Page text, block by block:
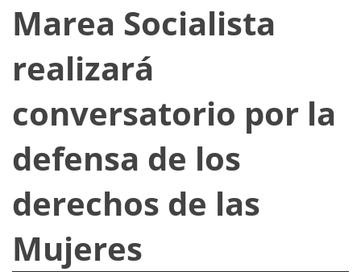
Marea Socialista
realizará
conversatorio por la
defensa de los
derechos de las
Mujeres